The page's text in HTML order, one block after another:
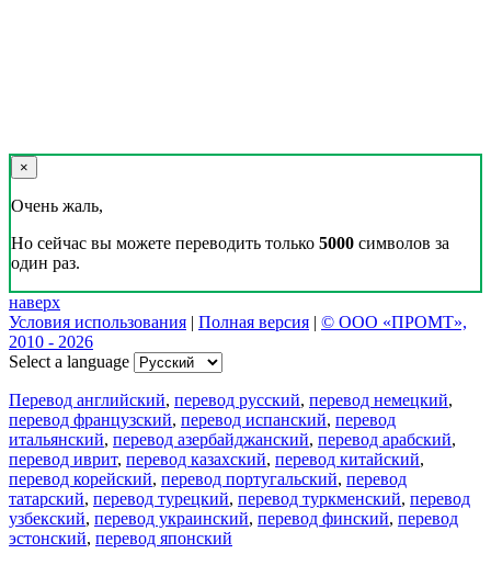
×
Очень жаль,
Но сейчас вы можете переводить только 5000 символов за
один раз.
наверх
Условия использования | Полная версия | © ООО «ПРОМТ»,
2010 - 2026
Select a language
Перевод английский, перевод русский, перевод немецкий,
перевод французский, перевод испанский, перевод
итальянский, перевод азербайджанский, перевод арабский,
перевод иврит, перевод казахский, перевод китайский,
перевод корейский, перевод португальский, перевод
татарский, перевод турецкий, перевод туркменский, перевод
узбекский, перевод украинский, перевод финский, перевод
эстонский, перевод японский